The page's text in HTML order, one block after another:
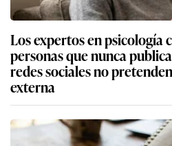
Los expertos en psicología
personas que nunca
redes sociales no
externa